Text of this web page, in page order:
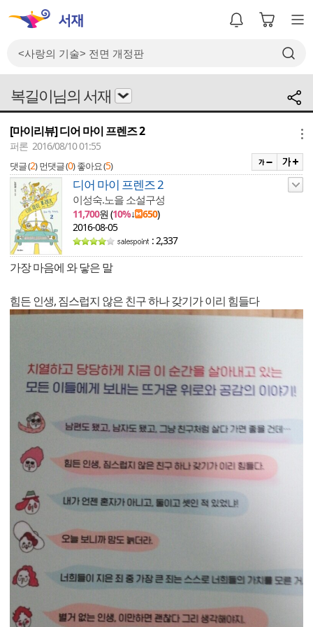
복길이님의 서재
[마이리뷰] 디어 마이 프렌즈 2
퍼론 2016/08/10 01:55
댓글 (2) 먼댓글 (0) 좋아요 (5)
디어 마이 프렌즈 2
이성숙.노을 소설구성
11,700원 (10%↓ 650)
2016-08-05
: 2,337
가장 마음에 와 닿은 말
힘든 인생, 짐스럽지 않은 친구 하나 갖기가 이리 힘들다